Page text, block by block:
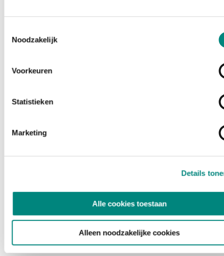
Noodzakelijk
Voorkeuren
Statistieken
Marketing
Details
Alle cookies toestaan
Alleen noodzakelijke cookies